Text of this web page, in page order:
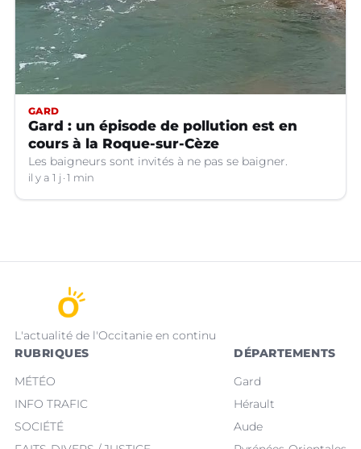
GARD
Gard : un épisode de pollution est en
cours à la Roque-sur-Cèze
Les baigneurs sont invités à ne pas se baigner.
il y a 1 j 1 min
L'actualité de l'Occitanie en continu
RUBRIQUES
MÉTÉO
INFO TRAFIC
SOCIÉTÉ
DÉPARTEMENTS
Gard
Hérault
Aude